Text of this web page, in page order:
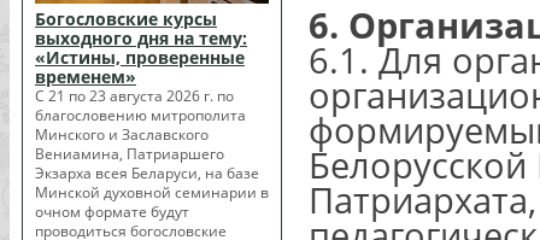
Богословские курсы
выходного дня на тему:
«Истины, проверенные
временем»
С 21 по 23 августа 2026 г. по
благословению митрополита
Минского и Заславского
Вениамина, Патриаршего
Экзарха всея Беларуси, на базе
Минской духовной семинарии в
очном формате будут
проводиться богословские
6.
6.1. Для